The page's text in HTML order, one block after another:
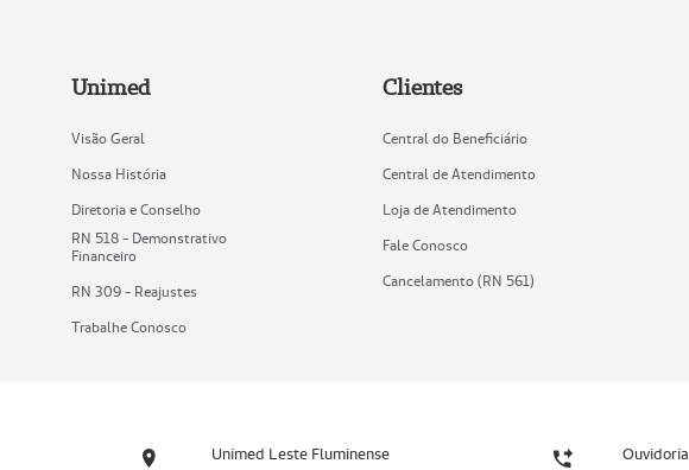
Unimed
Visão Geral
Nossa História
Diretoria e Conselho
RN 518 - Demonstrativo
Financeiro
RN 309 - Reajustes
Trabalhe Conosco
Clientes
Central do Beneficiário
Central de Atendimento
Loja de Atendimento
Fale Conosco
Cancelamento (RN 561)
Unimed Leste Fluminense Ouvidoria